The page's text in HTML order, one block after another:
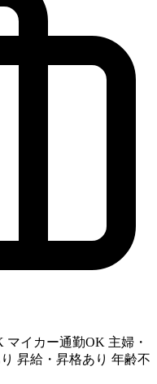
マイカー通勤OK 主婦・
昇給・昇格あり 年齢不